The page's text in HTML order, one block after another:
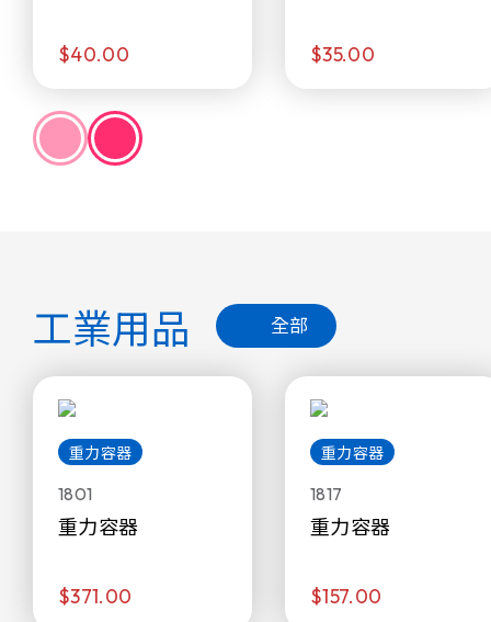
$40.00 $35.00
工業用品 全部
重力容器
1801
重力容器
$371.00
重力容器
1817
重力容器
$157.00